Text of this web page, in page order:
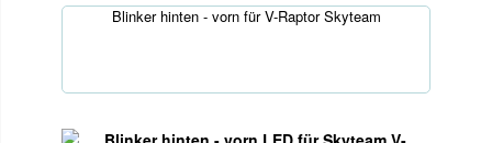
Blinker hinten - vorn für V-Raptor Skyteam